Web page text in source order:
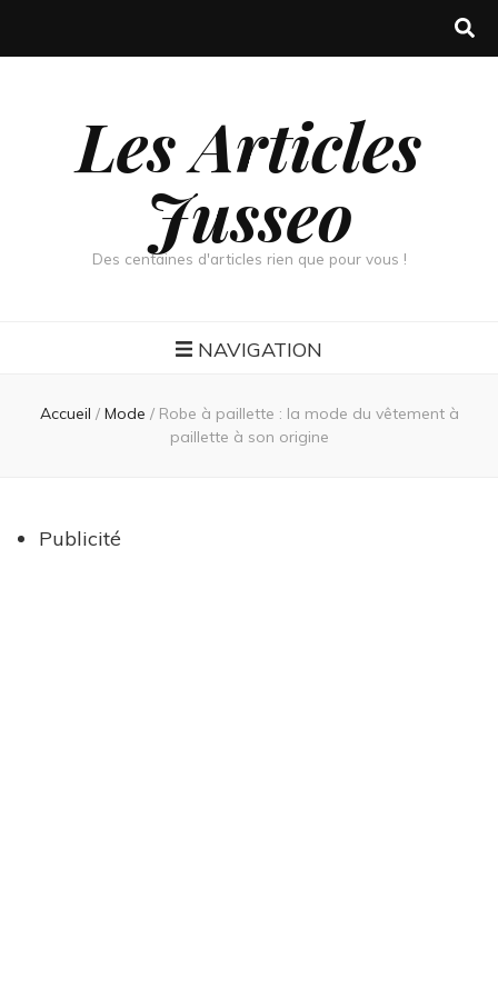
Les Articles
Jusseo
Des centaines d'articles rien que pour vous !
NAVIGATION
Accueil / Mode / Robe à paillette : la mode du vêtement à
paillette à son origine
Publicité